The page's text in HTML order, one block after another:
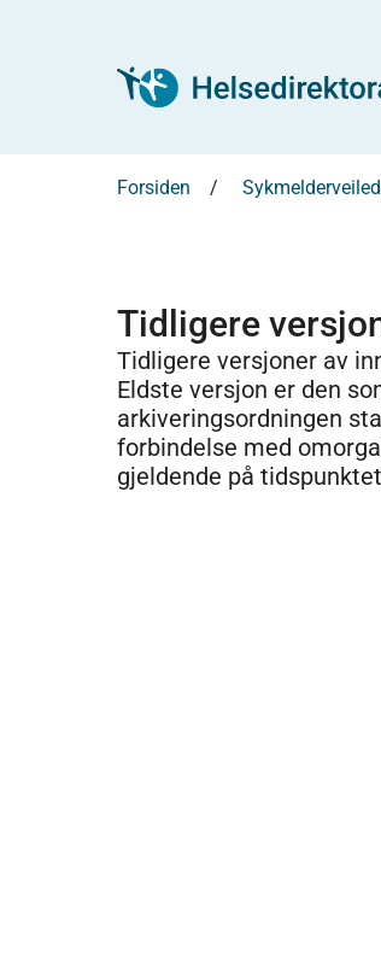
Forsiden
Tidligere
Tidligere versjoner av
Eldste versjon er den
arkiveringsordningen
forbindelse med
gjeldende på